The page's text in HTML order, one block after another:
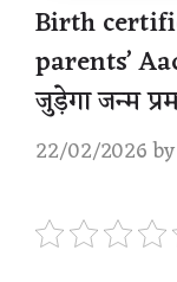
Birth
parents’
जुड़ेगा जन्म
22/02/2026 by